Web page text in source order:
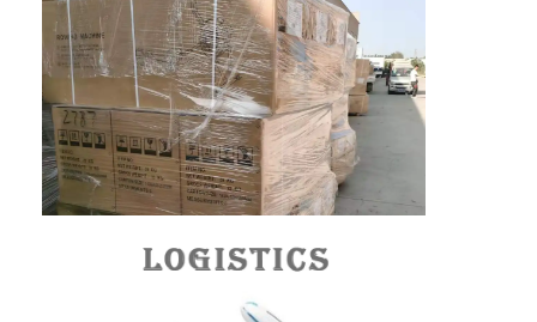
Sabuk Pembeku Spiral
Sabuk Konveyor Oven